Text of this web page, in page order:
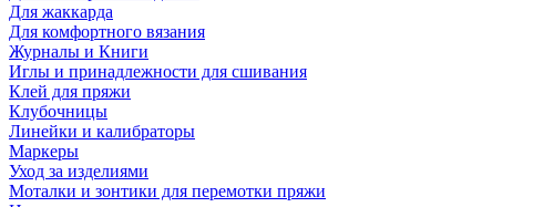
Для жаккарда
Для комфортного вязания
Журналы и Книги
Иглы и принадлежности для сшивания
Клей для пряжи
Клубочницы
Линейки и калибраторы
Маркеры
Уход за изделиями
Моталки и зонтики для перемотки пряжи